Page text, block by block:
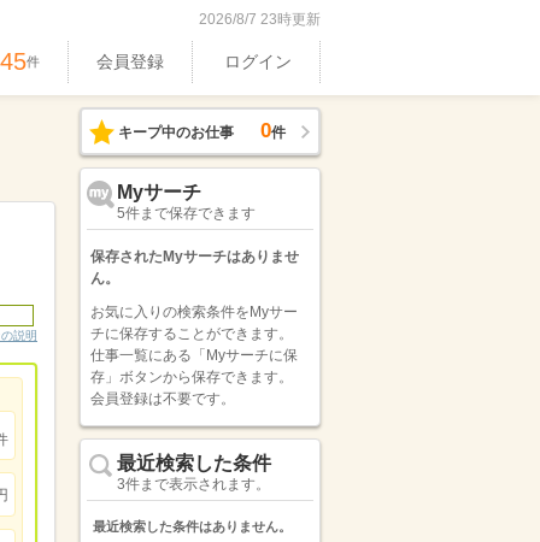
2026/8/7 23時更新
件 会員登録 ログイン
説明
キープ中のお仕事 0件
Myサーチ
5件まで保存できます
保存されたMyサーチはありませ
ん。
お気に入りの検索条件をMyサー
チに保存することができます。
仕事一覧にある「Myサーチに保
存」ボタンから保存できます。
会員登録は不要です。
最近検索した条件
3件まで表示されます。
最近検索した条件はありません。